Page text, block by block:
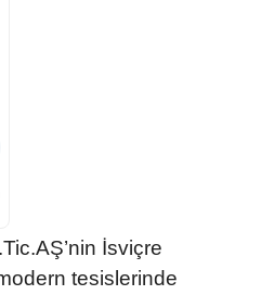
İsviçre
tesislerinde